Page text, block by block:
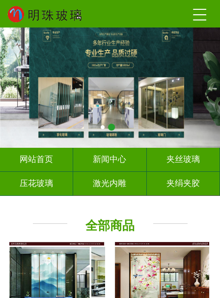
网站首页 新闻中心 夹丝玻璃
压花玻璃 激光内雕 夹绢夹胶
全部商品